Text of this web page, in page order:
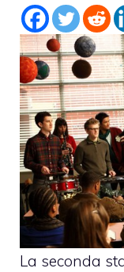
La seconda